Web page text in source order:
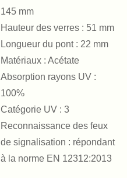
145 mm
Hauteur des verres : 51 mm
Longueur du pont : 22 mm
Matériaux : Acétate
Absorption rayons UV :
100%
Catégorie UV : 3
Reconnaissance des feux
de signalisation : répondant
à la norme EN 12312:2013